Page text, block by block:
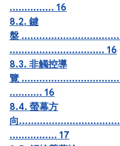
............... 16
8.2. 鍵
盤
................................ 16
8.3. 非觸控導
覽
........... 16
8.4. 螢幕方
向
................ 17